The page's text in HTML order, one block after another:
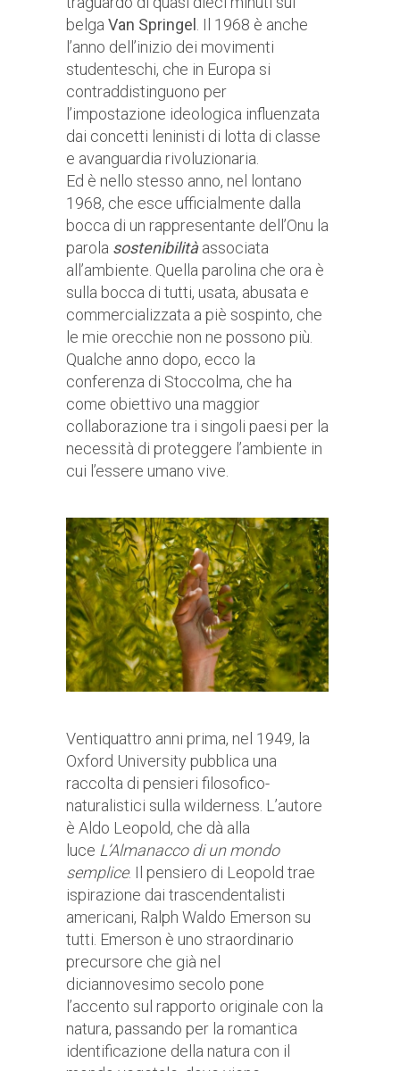
belga Van Springel . Il 1968 è anche
l’anno dell’inizio dei movimenti
studenteschi, che in Europa si
contraddistinguono per
l’impostazione ideologica influenzata
dai concetti leninisti di lotta di classe
e avanguardia rivoluzionaria.
Ed è nello stesso anno, nel lontano
1968, che esce ufficialmente dalla
bocca di un rappresentante dell’Onu la
parola sostenibilitàassociata
all’ambiente. Quella parolina che ora è
sulla bocca di tutti, usata, abusata e
commercializzata a piè sospinto, che
le mie orecchie non ne possono più.
Qualche anno dopo, ecco la
conferenza di Stoccolma, che ha
come obiettivo una maggior
collaborazione tra i singoli paesi per la
necessità di proteggere l’ambiente in
cui l’essere umano vive.
Ventiquattro anni prima, nel 1949, la
Oxford University pubblica una
raccolta di pensieri filosofico-
naturalistici sulla wilderness. L’autore
è Aldo Leopold, che dà alla
luce L’Almanacco di un mondo
semplice. Il pensiero di Leopold trae
ispirazione dai trascendentalisti
americani, Ralph Waldo Emerson su
tutti. Emerson è uno straordinario
precursore che già nel
diciannovesimo secolo pone
l’accento sul rapporto originale con la
natura, passando per la romantica
identificazione della natura con il